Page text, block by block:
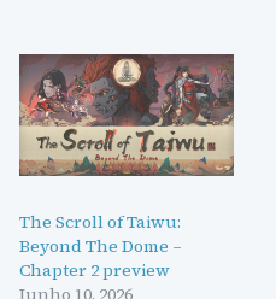
The Scroll of Taiwu:
Beyond The Dome –
Chapter 2 preview